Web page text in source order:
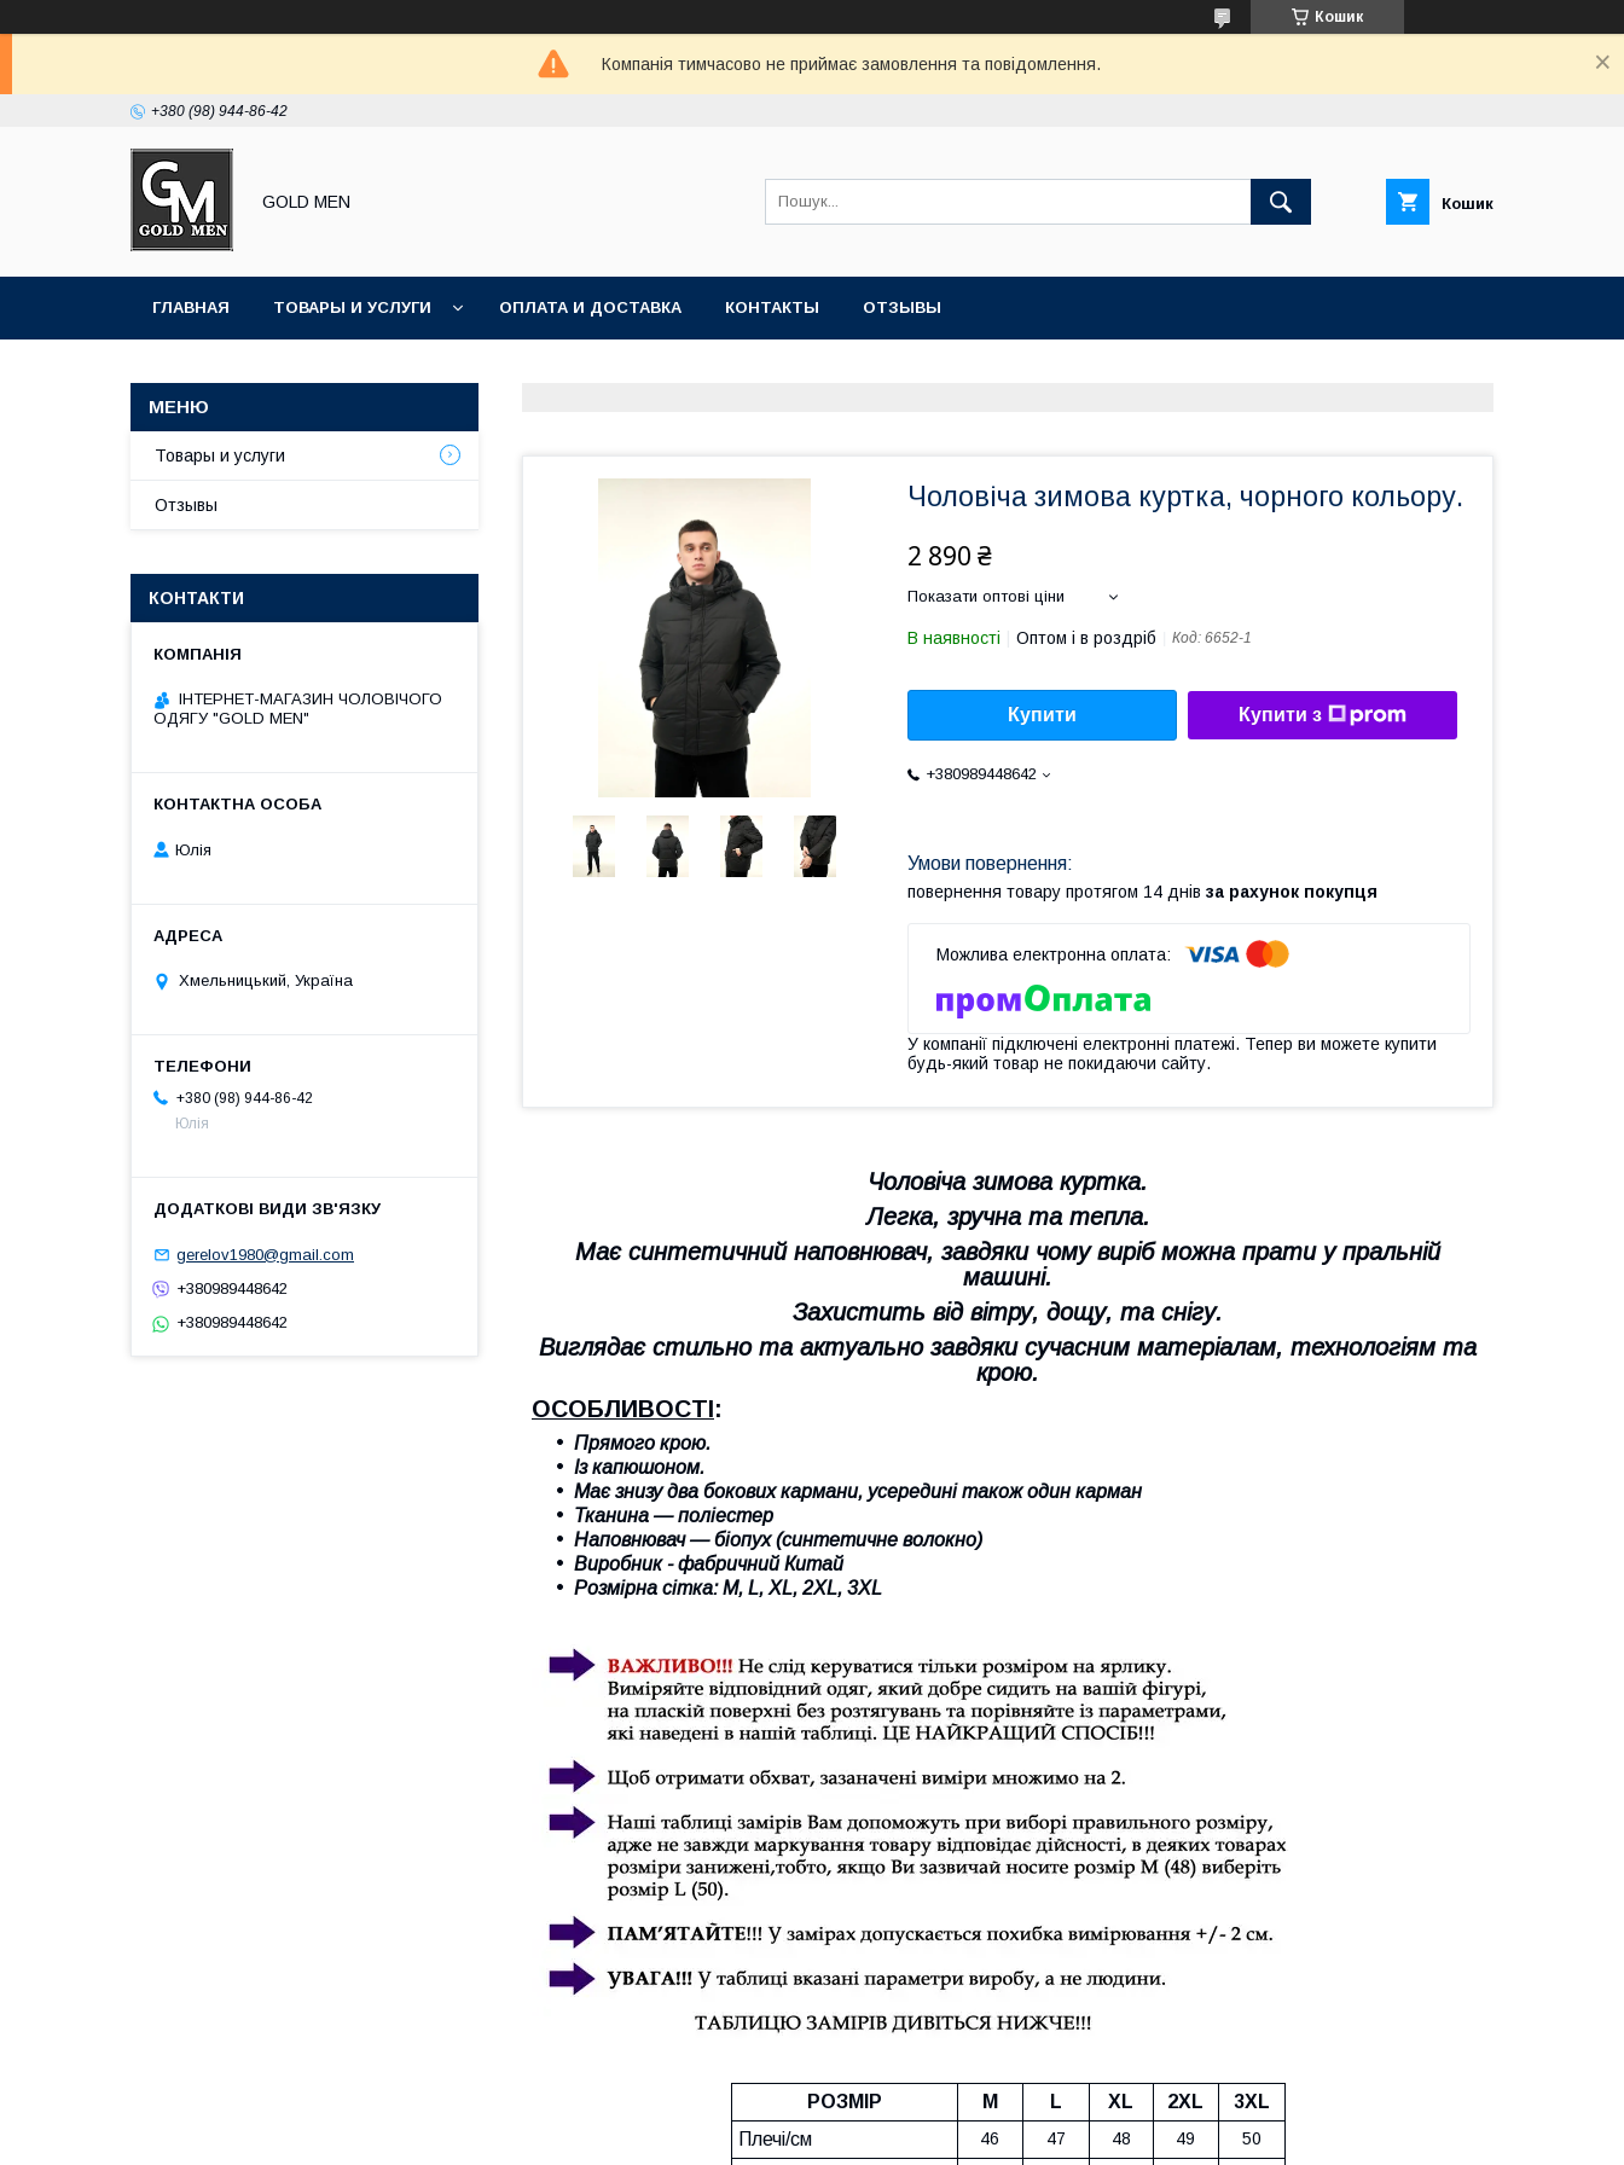
Кошик
Компанія тимчасово не приймає замовлення та повідомлення.
+380 (98) 944-86-42
GOLD MEN Кошик
ГЛАВНАЯ ТОВАРЫ И УСЛУГИ ОПЛАТА И ДОСТАВКА КОНТАКТЫ ОТЗЫВЫ
Чоловіча зимова куртка, чорного кольору.
2 890 ₴
Показати оптові ціни
В наявності Оптом і в роздріб Код: 6652-1
Купити Купити з
+380989448642
повернення товару протягом 14 днів за рахунок покупця
У компанії підключені електронні платежі. Тепер ви можете купити
будь-який товар не покидаючи сайту.
Чоловіча зимова куртка.
Легка, зручна та тепла.
Має синтетичний наповнювач, завдяки чому виріб можна прати у пральній
машині.
Захистить від вітру, дощу, та снігу.
Виглядає стильно та актуально завдяки сучасним матеріалам, технологіям та
крою.
ОСОБЛИВОСТІ:
Прямого крою.
Із капюшоном.
Має знизу два бокових кармани, усередині також один карман
Тканина — поліестер
Наповнювач — біопух (синтетичне волокно)
Виробник - фабричний Китай
Розмірна сітка: M, L, XL, 2XL, 3XL
РОЗМІР M L XL 2XL 3XL
Плечі/см
46 47 48 49 50
Товары и услуги
Отзывы
КОНТАКТИ
ІНТЕРНЕТ-МАГАЗИН ЧОЛОВІЧОГО
ОДЯГУ "GOLD MEN"
Юлія
Хмельницький, Україна
+380 (98) 944-86-42
Юлія
gerelov1980@gmail.com
+380989448642
+380989448642